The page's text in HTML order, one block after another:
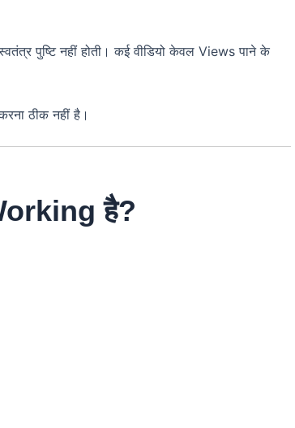
पुष्टि नहीं होती। कई वीडियो केवल Views पाने के
ठीक नहीं है।
है?